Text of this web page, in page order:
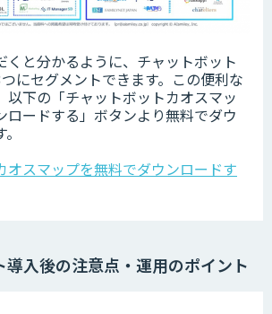
くと分かるように、チャットボット
にセグメントできます。この便利な
以下の「チャットボットカオスマッ
ロードする」ボタンより無料でダウ
オスマップを無料でダウンロードす
導入後の注意点・運用のポイント